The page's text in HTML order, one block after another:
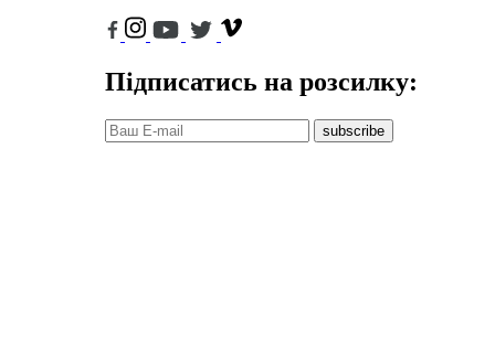
Підписатись на розсилку:
subscribe